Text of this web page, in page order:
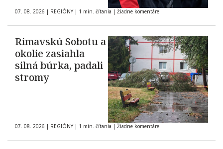
07. 08. 2026 | REGIÓNY | 1 min. čítania | Žiadne komentáre
Rimavskú Sobotu a
okolie zasiahla
silná búrka, padali
stromy
07. 08. 2026 | REGIÓNY | 1 min. čítania | Žiadne komentáre